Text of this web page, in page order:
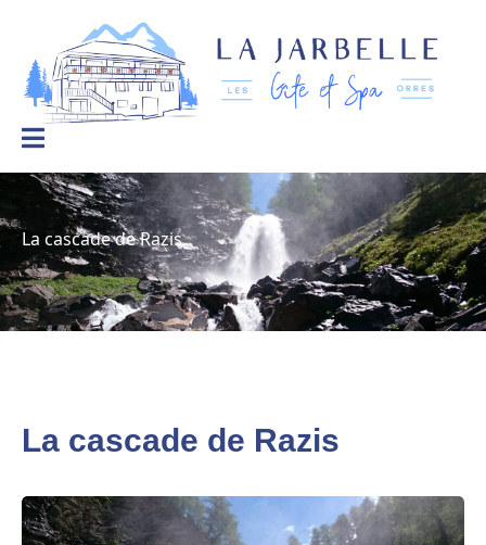
La Jarbelle – Gîtes et Spa
Le
bien-
être
à
la
montagne
La cascade de Razis
La cascade de Razis